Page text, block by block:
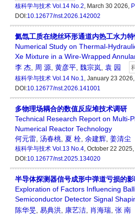
核科学与技术 Vol.14 No.2, March 30 2026,
DOI:10.12677/nst.2026.142002
氦氙工质在绕丝环形通道内热工水力
Numerical Study on Thermal-
Xe Mixture in a Wire-Wrapped
李 杰
周 源 黄彦平 魏宗岚 袁 园
核科学与技术 Vol.14 No.1, January 23 2026,
DOI:10.12677/nst.2026.141001
多物理场耦合的数值反应堆技术调研
Technical Research Report on Multi-
Numerical Reactor Technology
何元雷 汤春桃 夏 栓 余建辉 姜清尘
核科学与技术 Vol.13 No.4, October 22 2025,
DOI:10.12677/nst.2025.134020
半导体探测器信号成形中弹道亏损的
Exploration of Factors Influencing
Semiconductor Detector Signal
陈华旻 易典洪 康艺洁 肖海瑞 张 南